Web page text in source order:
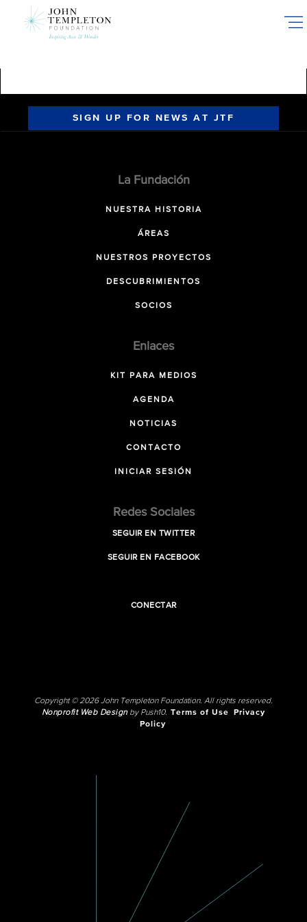
SIGN UP FOR NEWS AT JTF
La Fundación
NUESTRA HISTORIA
ÁREAS
NUESTROS PROYECTOS
DESCUBRIMIENTOS
SOCIOS
Enlaces
KIT PARA MEDIOS
AGENDA
NOTICIAS
CONTACTO
INICIAR SESIÓN
Redes Sociales
SEGUIR EN TWITTER
SEGUIR EN FACEBOOK
CONECTAR
Copyright © 2026 John Templeton Foundation. All rights reserved.
Nonprofit Web Designby Push10. Terms of Use
Privacy
Policy